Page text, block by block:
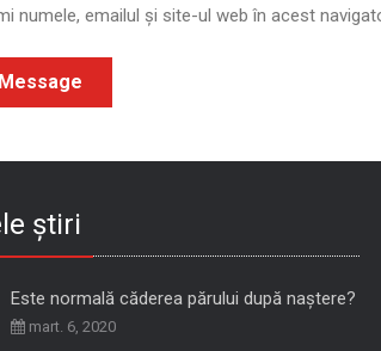
numele, emailul și site-ul web în acest
știri
Este normală căderea părului după naștere?
mart. 6, 2020